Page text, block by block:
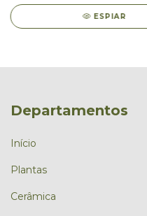
ESPIAR
Departamentos
Início
Plantas
Cerâmica